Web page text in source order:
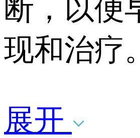
断，以便
现和治疗。
展开